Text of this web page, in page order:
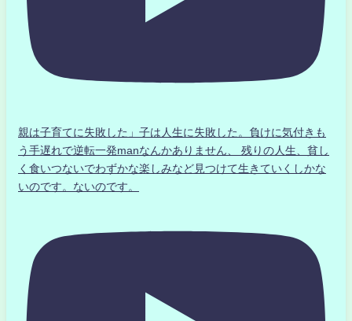
親は子育てに失敗した」子は人生に失敗した。負けに気付きも
う手遅れで逆転一発manなんかありません、 残りの人生、貧し
く食いつないでわずかな楽しみなど見つけて生きていくしかな
いのです。ないのです。